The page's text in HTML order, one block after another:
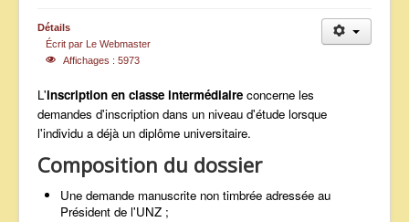
Détails
Écrit par Le Webmaster
Affichages : 5973
L'inscription en classe intermédiaire concerne les
demandes d'inscription dans un niveau d'étude lorsque
l'individu a déjà un diplôme universitaire.
Composition du dossier
Une demande manuscrite non timbrée adressée au
Président de l'UNZ ;